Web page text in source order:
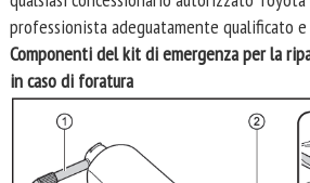
professionista adeguatamente qualificato
Componenti del kit di emergenza per la
in caso di foratura